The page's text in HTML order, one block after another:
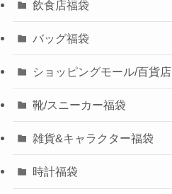
飲食店福袋
バッグ福袋
ショッピングモール/百貨店
靴/スニーカー福袋
雑貨&キャラクター福袋
時計福袋